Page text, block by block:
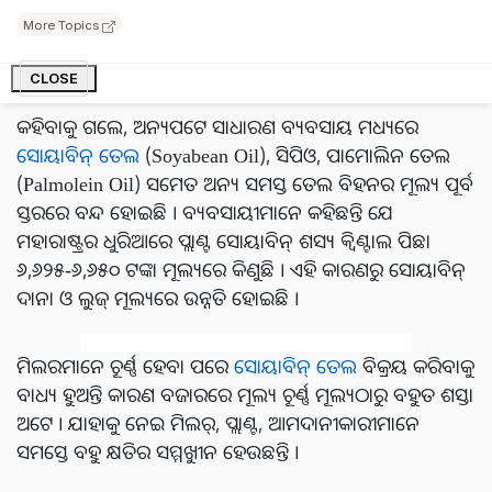
More Topics
CLOSE
ସୋରିଷ ତେଲ
ବହୁତ ଭଲ ସୁଯୋଗ ।
କହିବାକୁ ଗଲେ, ଅନ୍ୟପଟେ ସାଧାରଣ ବ୍ୟବସାୟ ମଧ୍ୟରେ
ସୋୟାବିନ୍ ତେଲ (Soyabean Oil), ସିପିଓ, ପାମୋଲିନ ତେଲ
(Palmolein Oil) ସମେତ ଅନ୍ୟ ସମସ୍ତ ତେଲ ବିହନର ମୂଲ୍ୟ ପୂର୍ବ
ସ୍ତରରେ ବନ୍ଦ ହୋଇଛି । ବ୍ୟବସାୟୀମାନେ କହିଛନ୍ତି ଯେ
ମହାରାଷ୍ଟ୍ରର ଧୁରିଆରେ ପ୍ଲାଣ୍ଟ ସୋୟାବିନ୍ ଶସ୍ୟ କ୍ୱିଣ୍ଟାଲ ପିଛା
୬,୬୨୫-୬,୬୫୦ ଟଙ୍କା ମୂଲ୍ୟରେ କିଣୁଛି । ଏହି କାରଣରୁ ସୋୟାବିନ୍
ଦାନା ଓ ଲୁଜ୍ ମୂଲ୍ୟରେ ଉନ୍ନତି ହୋଇଛି ।
ମିଲରମାନେ ଚୂର୍ଣ୍ଣ ହେବା ପରେ ସୋୟାବିନ୍ ତେଲ ବିକ୍ରୟ କରିବାକୁ
ବାଧ୍ୟ ହୁଅନ୍ତି କାରଣ ବଜାରରେ ମୂଲ୍ୟ ଚୂର୍ଣ୍ଣ ମୂଲ୍ୟଠାରୁ ବହୁତ ଶସ୍ତା
ଅଟେ । ଯାହାକୁ ନେଇ ମିଲର୍, ପ୍ଲାଣ୍ଟ, ଆମଦାନୀକାରୀମାନେ
ସମସ୍ତେ ବହୁ କ୍ଷତିର ସମ୍ମୁଖୀନ ହେଉଛନ୍ତି ।